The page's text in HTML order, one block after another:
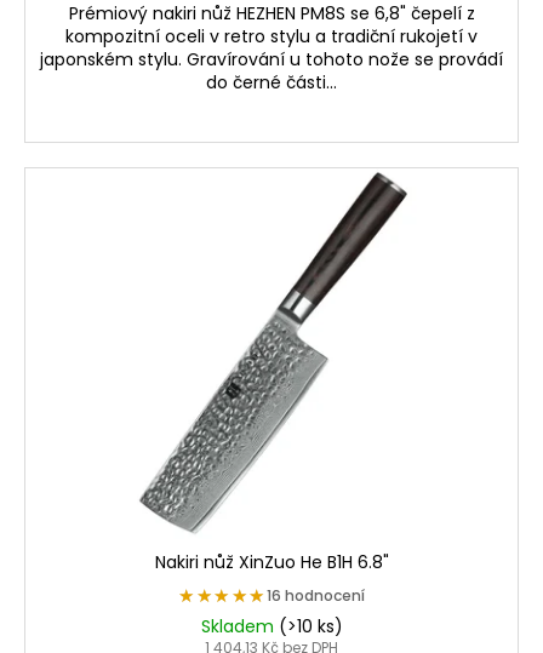
Prémiový nakiri nůž HEZHEN PM8S se 6,8" čepelí z
kompozitní oceli v retro stylu a tradiční rukojetí v
japonském stylu. Gravírování u tohoto nože se provádí
do černé části...
Nakiri nůž XinZuo He B1H 6.8"
★★★★★
★★★★★16 hodnocení
Skladem (>10 ks)
1 404,13 Kč bez DPH